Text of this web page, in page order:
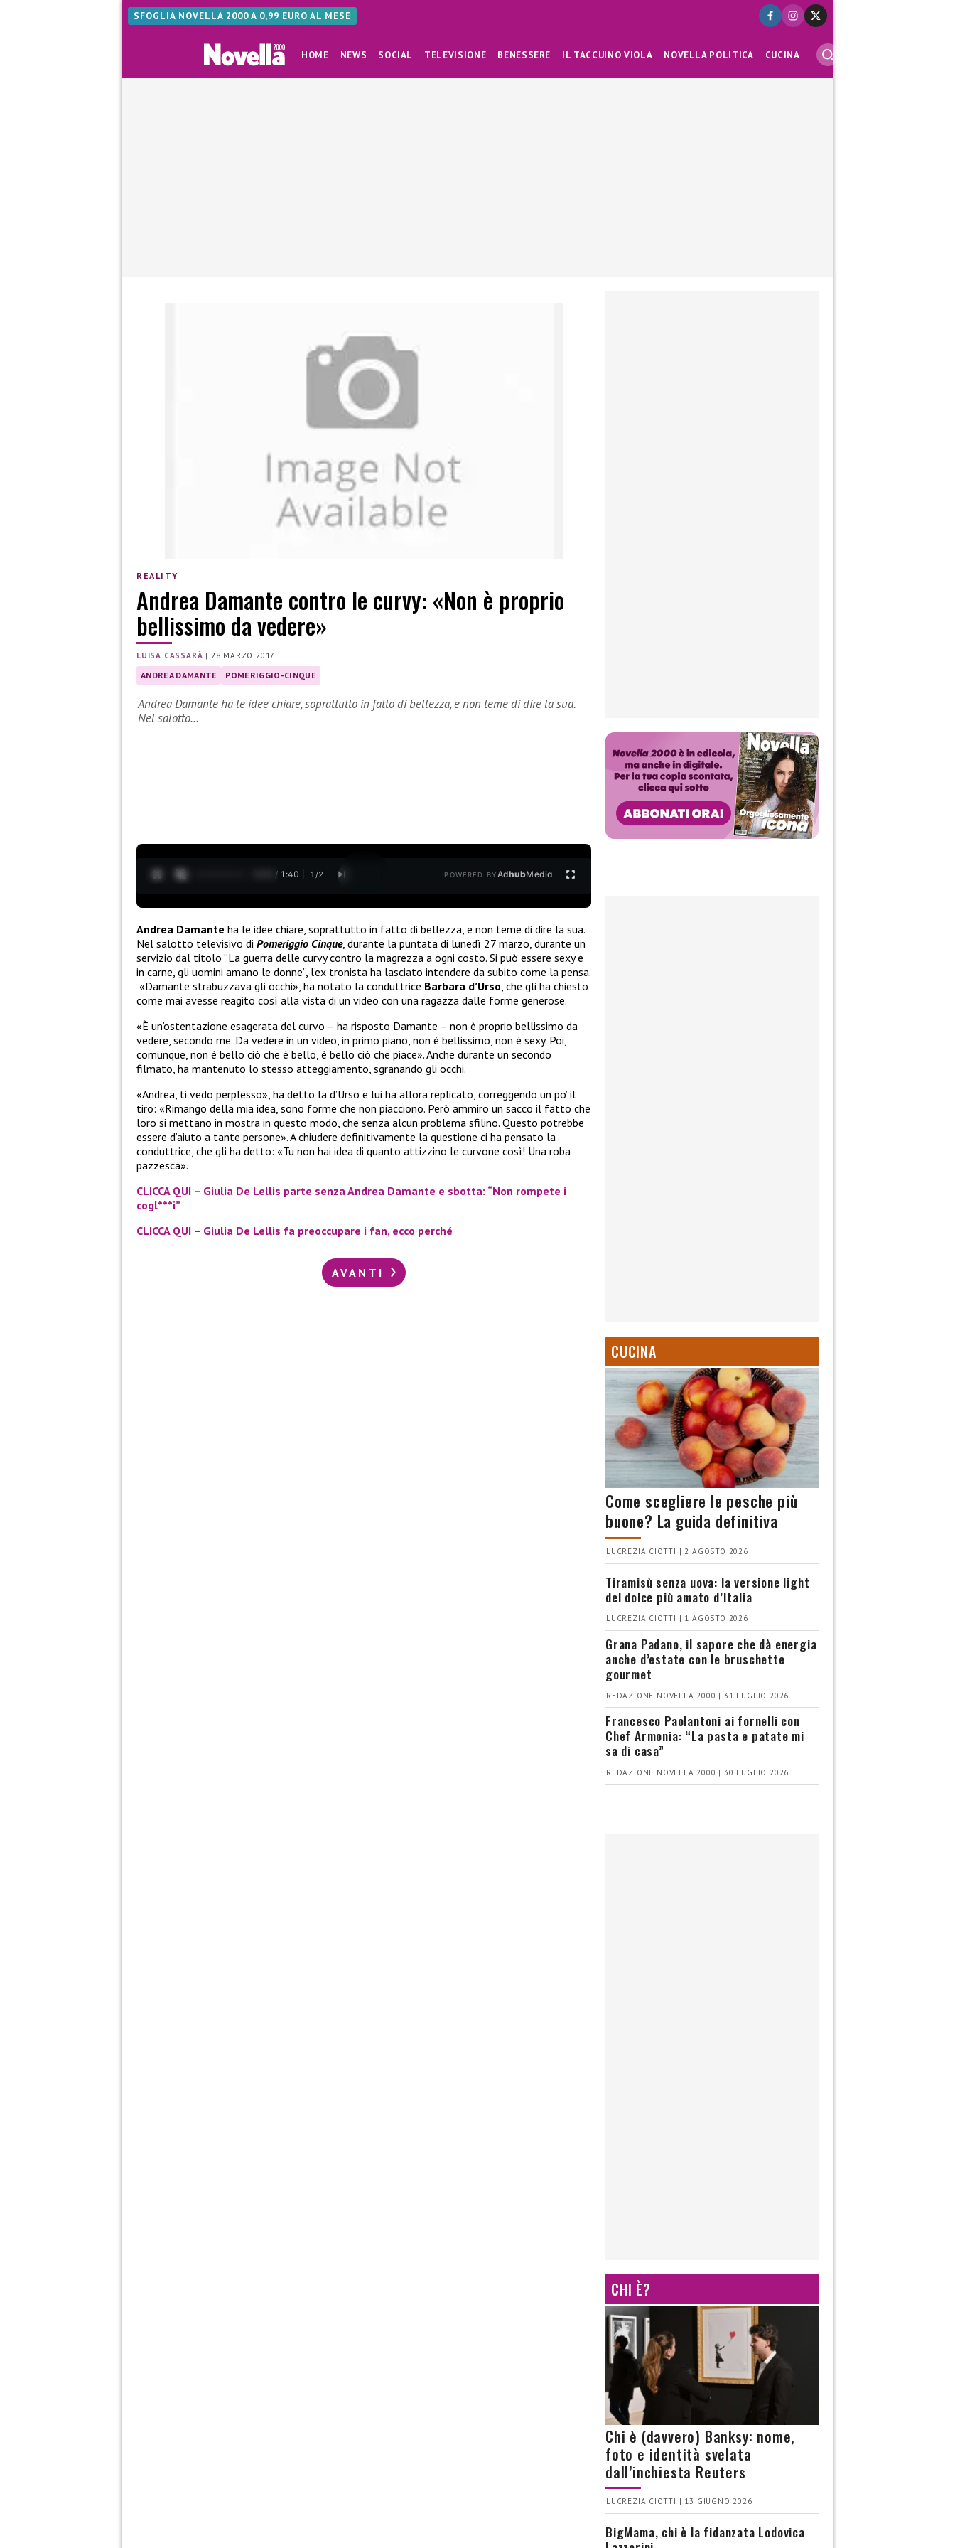
SFOGLIA NOVELLA 2000 A 0,99 EURO AL MESE
HOME NEWS SOCIAL TELEVISIONE BENESSERE IL TACCUINO VIOLA NOVELLA POLITICA CUCINA
REALITY
Andrea Damante contro le curvy: «Non è proprio
bellissimo da vedere»
LUISA CASSARÀ | 28 MARZO 2017
ANDREA DAMANTE POMERIGGIO-CINQUE
Andrea Damante ha le idee chiare, soprattutto in fatto di bellezza, e non teme di dire la sua.
Nel salotto…
0:04 / 1:40 1 /2 POWERED BYAdhubMedia
Andrea Damante ha le idee chiare, soprattutto in fatto di bellezza, e non teme di dire la sua.
Nel salotto televisivo di Pomeriggio Cinque, durante la puntata di lunedì 27 marzo, durante un
servizio dal titolo “La guerra delle curvy contro la magrezza a ogni costo. Si può essere sexy e
in carne, gli uomini amano le donne”, l’ex tronista ha lasciato intendere da subito come la pensa.
«Damante strabuzzava gli occhi», ha notato la conduttrice Barbara d’Urso , che gli ha chiesto
come mai avesse reagito così alla vista di un video con una ragazza dalle forme generose.
«È un’ostentazione esagerata del curvo – ha risposto Damante – non è proprio bellissimo da
vedere, secondo me. Da vedere in un video, in primo piano, non è bellissimo, non è sexy. Poi,
comunque, non è bello ciò che è bello, è bello ciò che piace». Anche durante un secondo
filmato, ha mantenuto lo stesso atteggiamento, sgranando gli occhi.
«Andrea, ti vedo perplesso», ha detto la d’Urso e lui ha allora replicato, correggendo un po’ il
tiro: «Rimango della mia idea, sono forme che non piacciono. Però ammiro un sacco il fatto che
loro si mettano in mostra in questo modo, che senza alcun problema sfilino. Questo potrebbe
essere d’aiuto a tante persone». A chiudere definitivamente la questione ci ha pensato la
conduttrice, che gli ha detto: «Tu non hai idea di quanto attizzino le curvone così! Una roba
pazzesca».
CLICCA QUI – Giulia De Lellis parte senza Andrea Damante e sbotta: “Non rompete i
cogl***i”
CLICCA QUI – Giulia De Lellis fa preoccupare i fan, ecco perché
AVANTI
CUCINA
Come scegliere le pesche più
buone? La guida definitiva
LUCREZIA CIOTTI | 2 AGOSTO 2026
Tiramisù senza uova: la versione light
del dolce più amato d’Italia
LUCREZIA CIOTTI | 1 AGOSTO 2026
Grana Padano, il sapore che dà energia
anche d’estate con le bruschette
gourmet
REDAZIONE NOVELLA 2000 | 31 LUGLIO 2026
Francesco Paolantoni ai fornelli con
Chef Armonia: “La pasta e patate mi
sa di casa”
REDAZIONE NOVELLA 2000 | 30 LUGLIO 2026
CHI È?
Chi è (davvero) Banksy: nome,
foto e identità svelata
dall’inchiesta Reuters
LUCREZIA CIOTTI | 13 GIUGNO 2026
BigMama, chi è la fidanzata Lodovica